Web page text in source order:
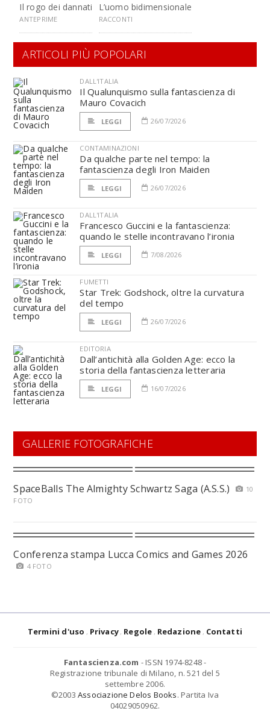
Il rogo dei dannati
ANTEPRIME
L’uomo bidimensionale
RACCONTI
ARTICOLI PIÙ POPOLARI
DALL'ITALIA
Il Qualunquismo sulla fantascienza di
Mauro Covacich
LEGGI 26/07/2026
CONTAMINAZIONI
Da qualche parte nel tempo: la
fantascienza degli Iron Maiden
LEGGI 26/07/2026
DALL'ITALIA
Francesco Guccini e la fantascienza:
quando le stelle incontravano l’ironia
LEGGI 7/08/2026
FUMETTI
Star Trek: Godshock, oltre la curvatura
del tempo
LEGGI 26/07/2026
EDITORIA
Dall’antichità alla Golden Age: ecco la
storia della fantascienza letteraria
LEGGI 16/07/2026
GALLERIE FOTOGRAFICHE
SpaceBalls The Almighty Schwartz Saga (A.S.S.)
10
FOTO
Conferenza stampa Lucca Comics and Games 2026
4 FOTO
Termini d'uso Privacy Regole Redazione Contatti
Fantascienza.com - ISSN 1974-8248 -
Registrazione tribunale di Milano, n. 521 del 5
settembre 2006.
©2003 Associazione Delos Books. Partita Iva
04029050962.